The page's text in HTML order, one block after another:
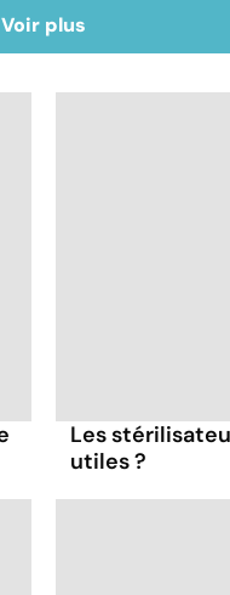
Voir plus
Les
utiles ?